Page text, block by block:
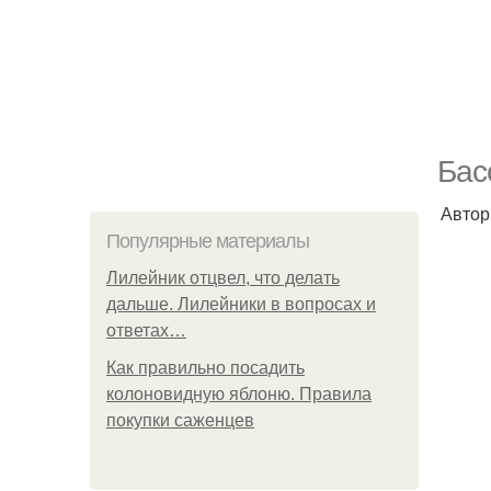
Популярные материалы
Лилейник отцвел, что делать
дальше. Лилейники в вопросах и
ответах…
Как правильно посадить
колоновидную яблоню. Правила
покупки саженцев